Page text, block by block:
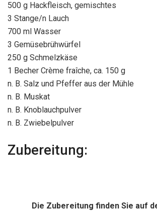
500 g Hackfleisch, gemischtes
3 Stange/n Lauch
700 ml Wasser
3 Gemüsebrühwürfel
250 g Schmelzkäse
1 Becher Crème fraîche, ca. 150 g
n. B. Salz und Pfeffer aus der Mühle
n. B. Muskat
n. B. Knoblauchpulver
n. B. Zwiebelpulver
Zubereitung:
Die Zubereitung finden Sie auf